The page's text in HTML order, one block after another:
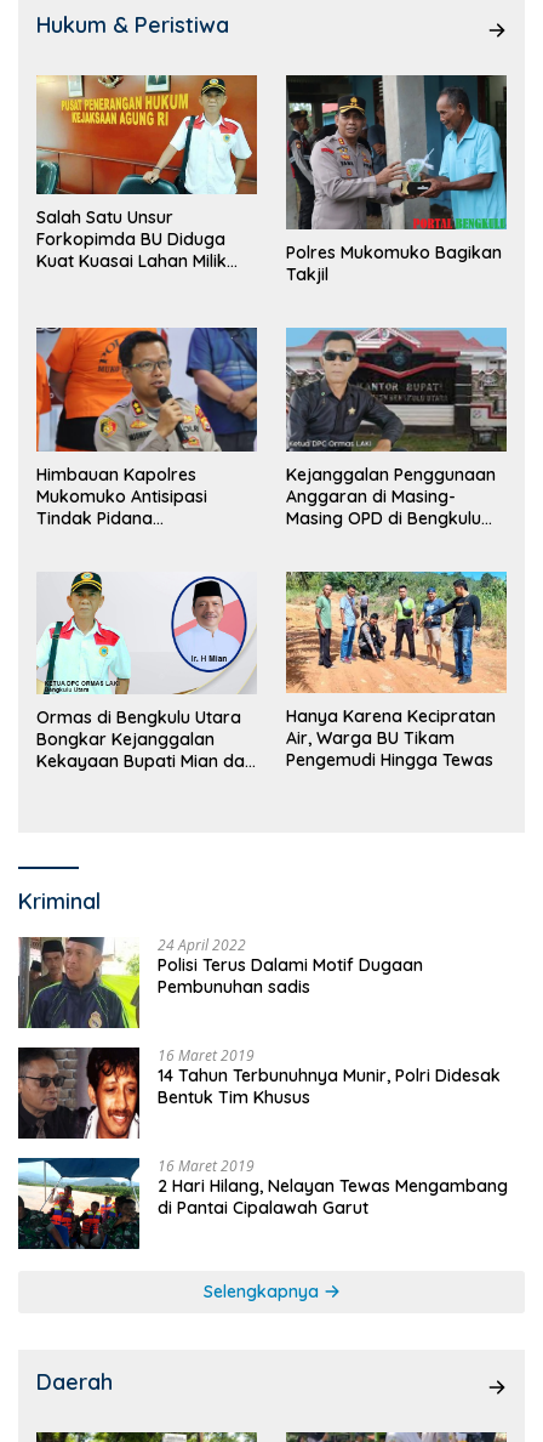
Hukum & Peristiwa
Salah Satu Unsur
Forkopimda BU Diduga
Kuat Kuasai Lahan Milik
Polres Mukomuko Bagikan
Takjil
Himbauan Kapolres
Mukomuko Antisipasi
Tindak Pidana
Kejanggalan Penggunaan
Anggaran di Masing-
Masing OPD di Bengkulu
Ormas di Bengkulu Utara
Bongkar Kejanggalan
Kekayaan Bupati Mian dan
Hanya Karena Kecipratan
Air, Warga BU Tikam
Pengemudi Hingga Tewas
Kriminal
24 April 2022
Polisi Terus Dalami Motif Dugaan
Pembunuhan sadis
16 Maret 2019
14 Tahun Terbunuhnya Munir, Polri Didesak
Bentuk Tim Khusus
16 Maret 2019
2 Hari Hilang, Nelayan Tewas Mengambang
di Pantai Cipalawah Garut
Selengkapnya
Daerah